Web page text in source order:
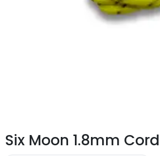
Six Moon 1.8mm Cord